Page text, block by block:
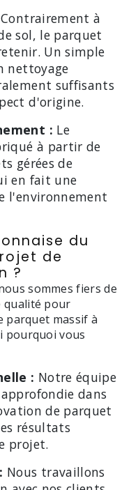
Contrairement à
sol, le parquet
Un simple
nettoyage
suffisants
d'origine.
: Le
à partir de
gérées de
en fait une
l'environnement
du
de
?
sommes fiers de
qualité pour
parquet massif à
pourquoi vous
: Notre équipe
dans
de parquet
résultats
projet.
Nous travaillons